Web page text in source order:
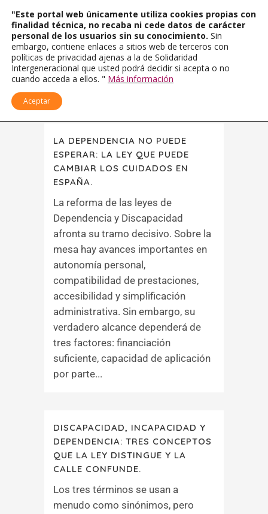
LA DEPENDENCIA NO PUEDE
ESPERAR: LA LEY QUE PUEDE
CAMBIAR LOS CUIDADOS EN
ESPAÑA.
La reforma de las leyes de
Dependencia y Discapacidad
afronta su tramo decisivo. Sobre la
mesa hay avances importantes en
autonomía personal,
compatibilidad de prestaciones,
accesibilidad y simplificación
administrativa. Sin embargo, su
verdadero alcance dependerá de
tres factores: financiación
suficiente, capacidad de aplicación
por parte...
DISCAPACIDAD, INCAPACIDAD Y
DEPENDENCIA: TRES CONCEPTOS
QUE LA LEY DISTINGUE Y LA
CALLE CONFUNDE.
Los tres términos se usan a
menudo como sinónimos, pero
"Este portal web únicamente utiliza cookies propias con
finalidad técnica, no recaba ni cede datos de carácter
personal de los usuarios sin su conocimiento. Sin
embargo, contiene enlaces a sitios web de terceros con
políticas de privacidad ajenas a la de Solidaridad
Intergeneracional que usted podrá decidir si acepta o no
cuando acceda a ellos. " Más información
Aceptar